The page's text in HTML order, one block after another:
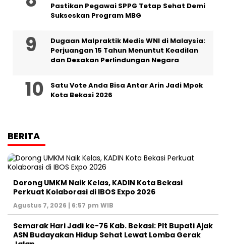
Pastikan Pegawai SPPG Tetap Sehat Demi
Sukseskan Program MBG
‎Dugaan Malpraktik Medis WNI di Malaysia:
Perjuangan 15 Tahun Menuntut Keadilan
dan Desakan Perlindungan Negara
Satu Vote Anda Bisa Antar Arin Jadi Mpok
Kota Bekasi 2026
BERITA
Dorong UMKM Naik Kelas, KADIN Kota Bekasi
Perkuat Kolaborasi di IBOS Expo 2026
Agustus 7, 2026 | 6:57 pm WIB
‎Semarak Hari Jadi ke-76 Kab. Bekasi: Plt Bupati Ajak
ASN Budayakan Hidup Sehat Lewat Lomba Gerak